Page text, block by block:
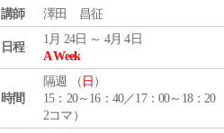
講師 澤田 昌征
日程
1月 24日 ～ 4月 4日
A Week
時間
隔週 （ 日 ）
15：20～16：40／17：00～18：20
2コマ）